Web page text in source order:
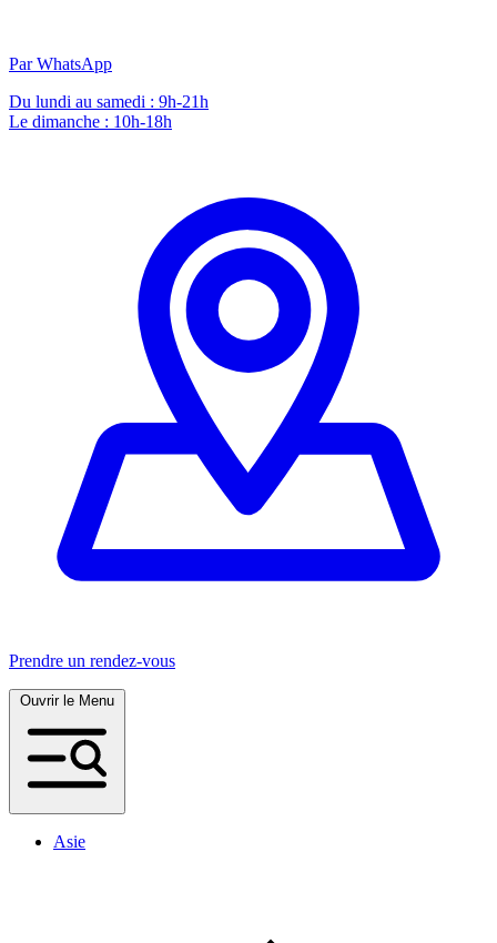
Par WhatsApp
Du lundi au samedi : 9h-21h
Le dimanche : 10h-18h
Prendre un rendez-vous
Asie